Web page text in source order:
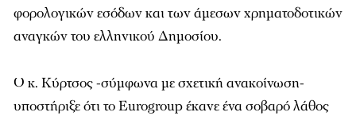
φορολογικών εσόδων και των άμεσων χρηματοδοτικών
αναγκών του ελληνικού Δημοσίου.
Ο κ. Κύρτσος -σύμφωνα με σχετική ανακοίνωση-
υποστήριξε ότι το Eurogroup έκανε ένα σοβαρό λάθος